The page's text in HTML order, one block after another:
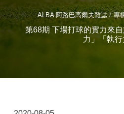
ALBA 阿路巴高爾夫雜誌 專
第68期 下場打球的實力來
力」「執行